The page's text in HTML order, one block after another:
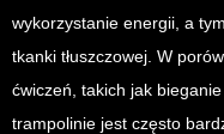
wykorzystanie energii, a
tkanki tłuszczowej. W
ćwiczeń, takich jak
trampolinie jest często